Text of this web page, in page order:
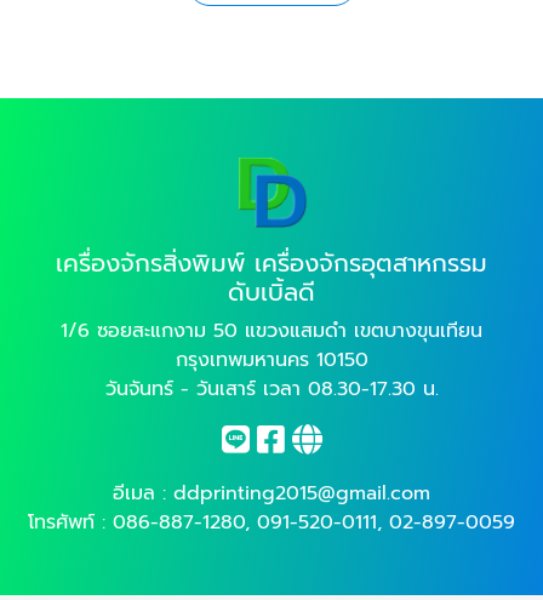
เครื่องจักรสิ่งพิมพ์ เครื่องจักรอุตสาหกรรม
ดับเบิ้ลดี
1/6 ซอยสะแกงาม 50 แขวงแสมดำ เขตบางขุนเทียน
กรุงเทพมหานคร 10150
วันจันทร์ - วันเสาร์ เวลา 08.30-17.30 น.
อีเมล : ddprinting2015@gmail.com
โทรศัพท์ : 086-887-1280, 091-520-0111, 02-897-0059